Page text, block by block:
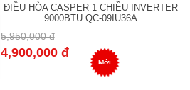
ĐIỀU HÒA CASPER 1 CHIỀU INVERTER
9000BTU QC-09IU36A
5,950,000 đ
4,900,000 đ
Mới